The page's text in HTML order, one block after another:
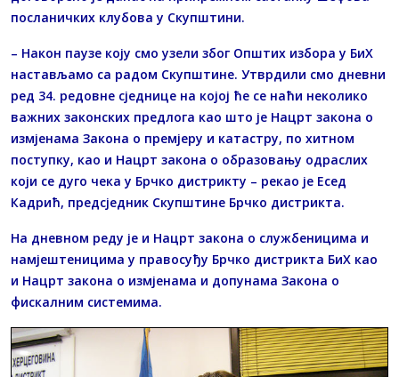
посланичких клубова у Скупштини.
– Након паузе коју смо узели због Општих избора у БиХ
настављамо са радом Скупштине. Утврдили смо дневни
ред 34. редовне сједнице на којој ће се наћи неколико
важних законских предлога као што је Нацрт закона о
измјенама Закона о премјеру и катастру, по хитном
поступку, као и Нацрт закона о образовању одраслих
који се дуго чека у Брчко дистрикту – рекао је Есед
Кадрић, предсједник Скупштине Брчко дистрикта.
На дневном реду је и Нацрт закона о службеницима и
намјештеницима у правосуђу Брчко дистрикта БиХ као
и Нацрт закона о измјенама и допунама Закона о
фискалним системима.